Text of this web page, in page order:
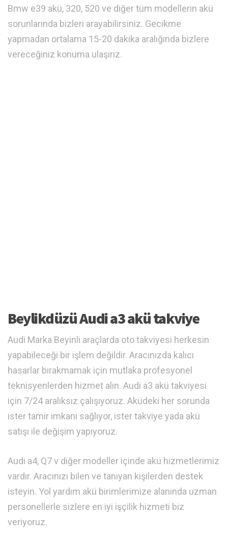
Bmw e39 akü, 320, 520 ve diğer tüm modellerin akü
sorunlarında bizleri arayabilirsiniz. Gecikme
yapmadan ortalama 15-20 dakika aralığında bizlere
vereceğiniz konuma ulaşırız.
Beylikdüzü Audi a3 akü takviye
Audi Marka Beyinli araçlarda oto takviyesi herkesin
yapabileceği bir işlem değildir. Aracınızda kalıcı
hasarlar bırakmamak için mutlaka profesyonel
teknisyenlerden hizmet alın. Audi a3 akü takviyesi
için 7/24 aralıksız çalışıyoruz. Aküdeki her sorunda
ister tamir imkanı sağlıyor, ister takviye yada akü
satışı ile değişim yapıyoruz.
Audi a4, Q7 v diğer modeller içinde akü hizmetlerimiz
vardır. Aracınızı bilen ve tanıyan kişilerden destek
isteyin. Yol yardım akü birimlerimize alanında uzman
personellerle sizlere en iyi işçilik hizmeti biz
veriyoruz.